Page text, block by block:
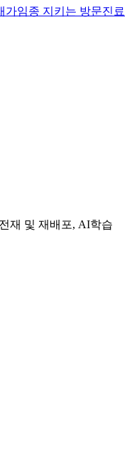
가임종 지키는 방문진료
재 및 재배포, AI학습